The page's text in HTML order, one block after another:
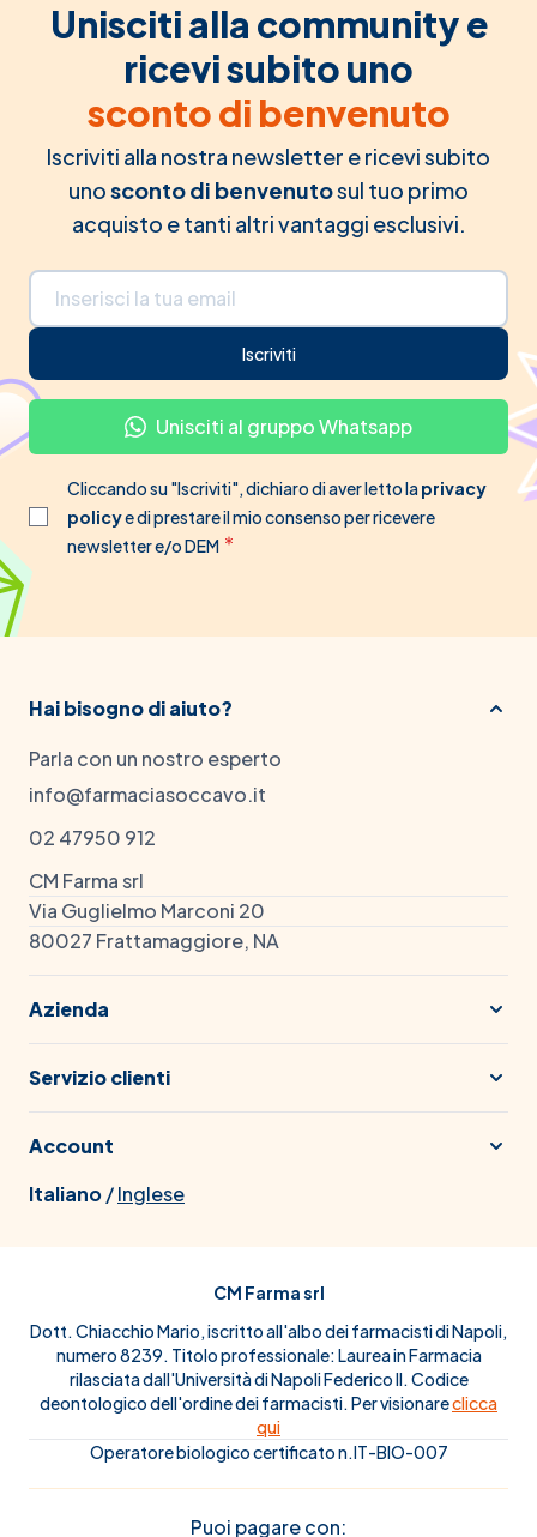
Unisciti alla community e
ricevi subito uno
sconto di benvenuto
Iscriviti alla nostra newsletter e ricevi subito
unosconto di benvenutosul tuo primo
acquisto e tanti altri vantaggi esclusivi.
Indirizzo email
Iscriviti
Unisciti al gruppo Whatsapp
Cliccando su "Iscriviti", dichiaro di aver letto laprivacy
policye di prestare il mio consenso per ricevere
newsletter e/o DEM
Hai bisogno di aiuto?
Parla con un nostro esperto
info@farmaciasoccavo.it
02 47950 912
CM Farma srl
Via Guglielmo Marconi 20
80027 Frattamaggiore, NA
Azienda
Servizio clienti
Account
Italiano/Inglese
CM Farma srl
Dott. Chiacchio Mario, iscritto all'albo dei farmacisti di Napoli,
numero 8239. Titolo professionale: Laurea in Farmacia
rilasciata dall'Università di Napoli Federico II. Codice
deontologico dell'ordine dei farmacisti. Per visionareclicca
qui
Operatore biologico certificato n.IT-BIO-007
Puoi pagare con: